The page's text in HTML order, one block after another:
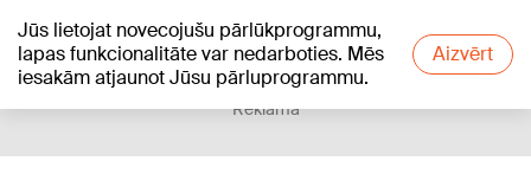
Jūs lietojat novecojušu pārlūkprogrammu,
lapas funkcionalitāte var nedarboties. Mēs
iesakām atjaunot Jūsu pārluprogrammu.
Aizvērt
+24°C
Reklāma